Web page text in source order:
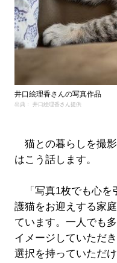
井口絵理香さんの写真作品
出典： 井口絵理香さん提供
猫との暮らしを撮
はこう話します。
「写真1枚でも心を
護猫をお迎えする家
ています。一人でも
イメージしていただ
選択を持っていただ